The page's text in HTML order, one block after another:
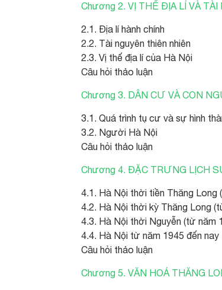
Chương 2. VỊ THẾ ĐỊA LÍ VÀ
2.1. Địa lí hành chính
2.2. Tài nguyên thiên nhiên
2.3. Vị thế địa lí của Hà Nội
Câu hỏi thảo luận
Chương 3. DÂN CƯ VÀ CON
3.1. Quá trình tụ cư và sự hình
3.2. Người Hà Nội
Câu hỏi thảo luận
Chương 4. ĐẶC TRƯNG LỊCH
4.1. Hà Nội thời tiền Thăng Long
4.2. Hà Nội thời kỳ Thăng Long
4.3. Hà Nội thời Nguyễn (từ năm
4.4. Hà Nội từ năm 1945 đến nay
Câu hỏi thảo luận
Chương 5. VĂN HOÁ THĂNG